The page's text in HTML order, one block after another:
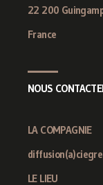
22 200
France
NOUS
LA COMPAGNIE
LE LIEU